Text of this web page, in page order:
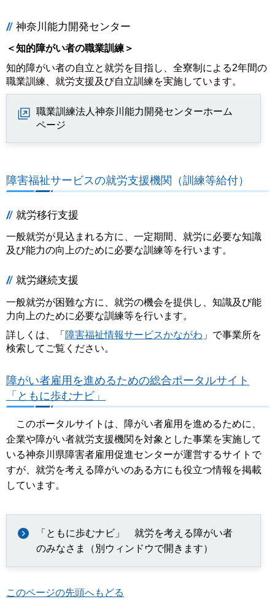
神奈川能力開発センター
＜知的障がい者の職業訓練＞
知的障がい者の自立と就労を目指し、全寮制による2年間の
職業訓練、就労支援及び自立訓練を実施しています。
職業訓練法人神奈川能力開発センターホーム
ページ
障害福祉サービスの就労支援機関（訓練等給付）
就労移行支援
一般就労が見込まれる方に、一定期間、就労に必要な知識
及び能力の向上のために必要な訓練等を行います。
就労継続支援
一般就労が困難な方に、就労の機会を提供し、知識及び能
力向上のために必要な訓練等を行います。
詳しくは、「 障害福祉情報サービスかながわ 」で事業所を
検索してご覧ください。
障がい者雇用を進めるための総合ポータルサイト
「ともに歩むナビ」
このポータルサイトは、障がい者雇用を進めるために、
企業や障がい者就労支援機関を対象とした事業を実施して
いる神奈川県障害者雇用促進センターが運営するサイトで
すが、就労を考える障がいのある方にも役立つ情報を掲載
しています。
「ともに歩むナビ」 就労を考える障がい者
のみなさま（別ウィンドウで開きます）
このページの先頭へもどる